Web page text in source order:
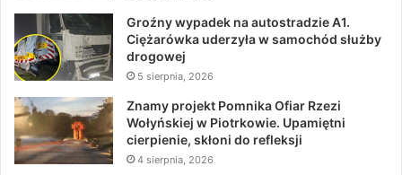
Groźny wypadek na autostradzie A1.
Ciężarówka uderzyła w samochód służby
drogowej
5 sierpnia, 2026
Znamy projekt Pomnika Ofiar Rzezi
Wołyńskiej w Piotrkowie. Upamiętni
cierpienie, skłoni do refleksji
4 sierpnia, 2026